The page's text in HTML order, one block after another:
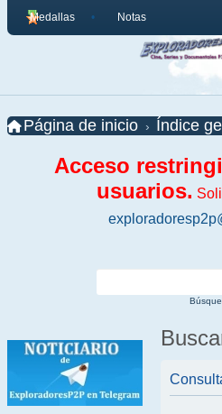
Medallas Notas
Página de inicio Índice
Acceso
usuarios.